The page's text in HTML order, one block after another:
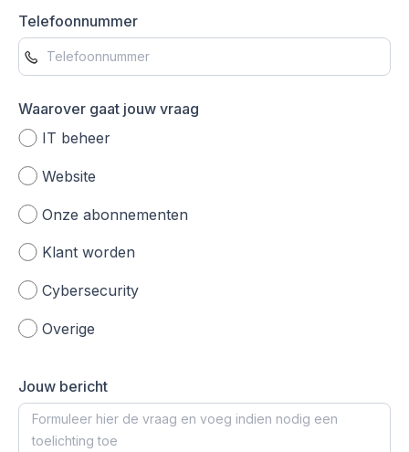
Telefoonnummer
Waarover gaat jouw vraag
IT beheer
Website
Onze abonnementen
Klant worden
Cybersecurity
Overige
Jouw bericht